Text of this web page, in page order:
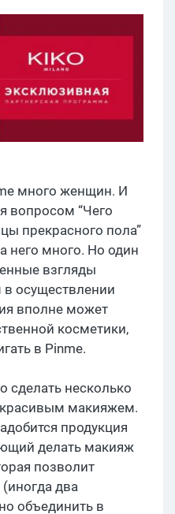
много женщин. И
вопросом “Чего
прекрасного пола”
него много. Но один
взгляды
осуществлении
вполне может
косметики,
в Pinme.
несколько
макияжем.
продукция
делать макияж
позволит
два
объединить в